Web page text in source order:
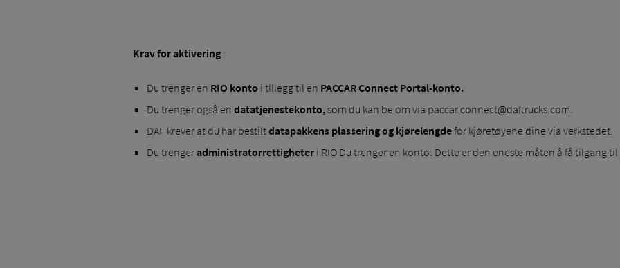
Krav for aktivering :
Du trenger en RIO konto i tillegg til en PACCAR Connect Portal-konto.
Du trenger også en datatjenestekonto,som du kan be om via paccar.connect@daftrucks.com.
DAF krever at du har bestiltdatapakkens plassering og kjørelengdefor kjøretøyene dine via verkstedet.
Du trengeradministratorrettigheter i RIO Du trenger en konto. Dette er den eneste måten å få tilgang